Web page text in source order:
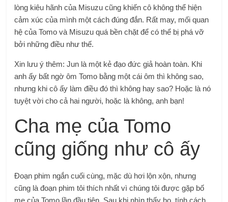
lòng kiêu hãnh của Misuzu cũng khiến cô không thể hiện
cảm xúc của mình một cách đúng đắn. Rất may, mối quan
hệ của Tomo và Misuzu quá bền chặt để có thể bị phá vỡ
bởi những điều như thế.
Xin lưu ý thêm: Jun là một kẻ đạo đức giả hoàn toàn. Khi
anh ấy bất ngờ ôm Tomo bằng một cái ôm thì không sao,
nhưng khi cô ấy làm điều đó thì không hay sao? Hoặc là nó
tuyệt vời cho cả hai người, hoặc là không, anh bạn!
Cha mẹ của Tomo
cũng giống như cô ấy
Đoạn phim ngắn cuối cùng, mặc dù hơi lộn xộn, nhưng
cũng là đoạn phim tôi thích nhất vì chúng tôi được gặp bố
mẹ của Tomo lần đầu tiên. Sau khi nhìn thấy họ, tính cách